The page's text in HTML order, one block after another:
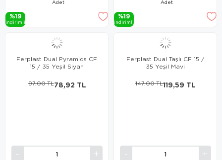
Adet
%19
i̇ndi̇ri̇mli̇
Adet
%19
i̇ndi̇ri̇mli̇
Ferplast Dual Pyramids CF
15 / 35 Yeşil Siyah
78,92 TL
97,00 TL
Ferplast Dual Taşlı CF 15 /
35 Yeşil Mavi
119,59 TL
147,00 TL